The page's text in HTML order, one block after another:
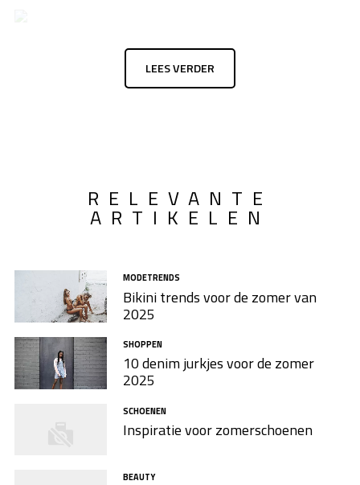
LEES VERDER
RELEVANTE
ARTIKELEN
MODETRENDS
Bikini trends voor de zomer van
2025
SHOPPEN
10 denim jurkjes voor de zomer
2025
SCHOENEN
Inspiratie voor zomerschoenen
BEAUTY